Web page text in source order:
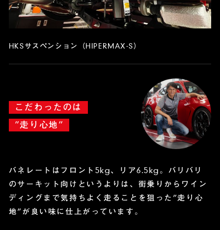
HKSサスペンション（HIPERMAX-S）
こだわったのは
”走り心地”
バネレートはフロント5kg、リア6.5kg。バリバリ
のサーキット向けというよりは、 街乗りからワイン
ディングまで気持ちよく走ることを狙った”走り心
地”が良い味に仕上がっています。